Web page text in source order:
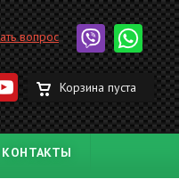
вопрос
Корзина пуста
КОНТАКТЫ